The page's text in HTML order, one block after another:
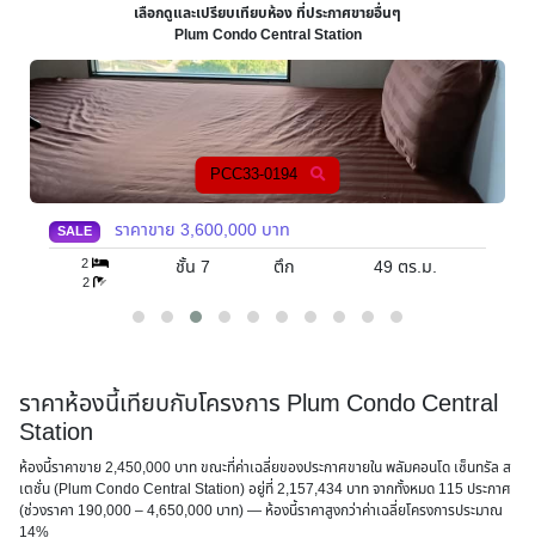
เลือกดูและเปรียบเทียบห้อง ที่ประกาศขายอื่นๆ
Plum Condo Central Station
PCC33-0194
SALE ราคาขาย3,600,000 บาท
2
2
ชั้น 7 ตึก 49 ตร.ม.
ราคาห้องนี้เทียบกับโครงการ Plum Condo Central
Station
ห้องนี้ราคาขาย 2,450,000 บาท ขณะที่ค่าเฉลี่ยของประกาศขายใน พลัมคอนโด เซ็นทรัล ส
เตชั่น (Plum Condo Central Station) อยู่ที่ 2,157,434 บาท จากทั้งหมด 115 ประกาศ
(ช่วงราคา 190,000 – 4,650,000 บาท) — ห้องนี้ราคาสูงกว่าค่าเฉลี่ยโครงการประมาณ
14%